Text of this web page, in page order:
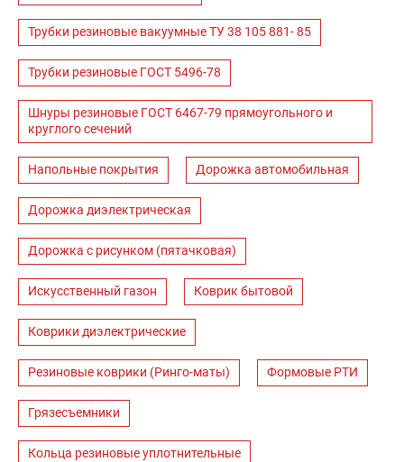
Трубки резиновые вакуумные ТУ 38 105 881- 85
Трубки резиновые ГОСТ 5496-78
Шнуры резиновые ГОСТ 6467-79 прямоугольного и
круглого сечений
Напольные покрытия Дорожка автомобильная
Дорожка диэлектрическая
Дорожка с рисунком (пятачковая)
Искусственный газон Коврик бытовой
Коврики диэлектрические
Резиновые коврики (Ринго-маты) Формовые РТИ
Грязесъемники
Кольца резиновые уплотнительные